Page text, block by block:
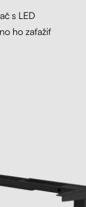
s LED
ho zaťažiť